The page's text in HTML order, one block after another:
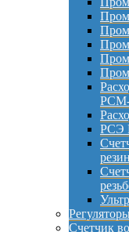
РСМ-
РСЭ
Счетчик